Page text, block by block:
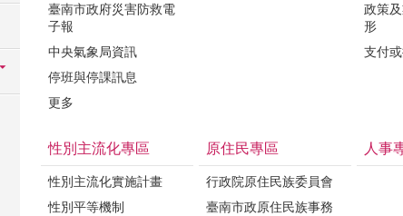
臺南市政府災害防救電
子報
中央氣象局資訊
停班與停課訊息
更多
政策
形
支付
性別主流化專區
性別主流化實施計畫
性別平等機制
原住民專區
行政院原住民族委員會
臺南市政原住民族事務
人事